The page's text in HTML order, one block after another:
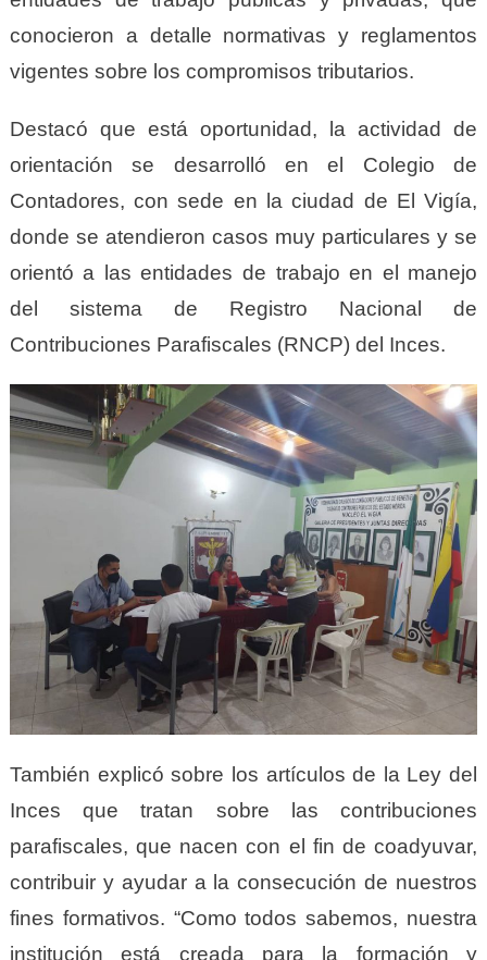
conocieron a detalle normativas y reglamentos
vigentes sobre los compromisos tributarios.
Destacó que está oportunidad, la actividad de
orientación se desarrolló en el Colegio de
Contadores, con sede en la ciudad de El Vigía,
donde se atendieron casos muy particulares y se
orientó a las entidades de trabajo en el manejo
del sistema de Registro Nacional de
Contribuciones Parafiscales (RNCP) del Inces.
También explicó sobre los artículos de la Ley del
Inces que tratan sobre las contribuciones
parafiscales, que nacen con el fin de coadyuvar,
contribuir y ayudar a la consecución de nuestros
fines formativos. “Como todos sabemos, nuestra
institución está creada para la formación y